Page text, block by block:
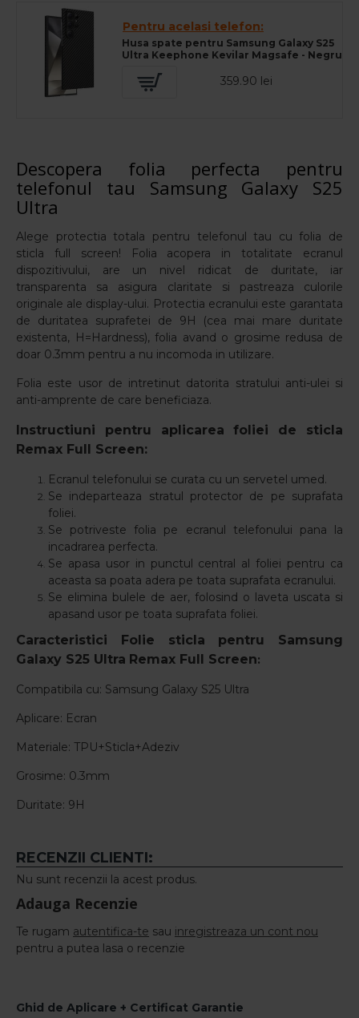
Pentru acelasi telefon:
Husa spate pentru Samsung Galaxy S25
Ultra Keephone Kevilar Magsafe - Negru
359.90 lei
Descopera folia perfecta pentru
telefonul tau Samsung Galaxy S25
Ultra
Alege protectia totala pentru telefonul tau cu folia de
sticla full screen! Folia acopera in totalitate ecranul
dispozitivului, are un nivel ridicat de duritate, iar
transparenta sa asigura claritate si pastreaza culorile
originale ale display-ului. Protectia ecranului este garantata
de duritatea suprafetei de 9H (cea mai mare duritate
existenta, H=Hardness), folia avand o grosime redusa de
doar 0.3mm pentru a nu incomoda in utilizare.
Folia este usor de intretinut datorita stratului anti-ulei si
anti-amprente de care beneficiaza.
Instructiuni pentru aplicarea foliei de sticla
Remax Full Screen:
Ecranul telefonului se curata cu un servetel umed.
Se indeparteaza stratul protector de pe suprafata
foliei.
Se potriveste folia pe ecranul telefonului pana la
incadrarea perfecta.
Se apasa usor in punctul central al foliei pentru ca
aceasta sa poata adera pe toata suprafata ecranului.
Se elimina bulele de aer, folosind o laveta uscata si
apasand usor pe toata suprafata foliei.
Caracteristici Folie sticla pentru Samsung
Galaxy S25 Ultra Remax Full Screen:
Compatibila cu: Samsung Galaxy S25 Ultra
Aplicare: Ecran
Materiale: TPU+Sticla+Adeziv
Grosime: 0.3mm
Duritate: 9H
RECENZII CLIENTI:
Nu sunt recenzii la acest produs.
Adauga Recenzie
Te rugam autentifica-te sau inregistreaza un cont nou
pentru a putea lasa o recenzie
Ghid de Aplicare + Certificat Garantie